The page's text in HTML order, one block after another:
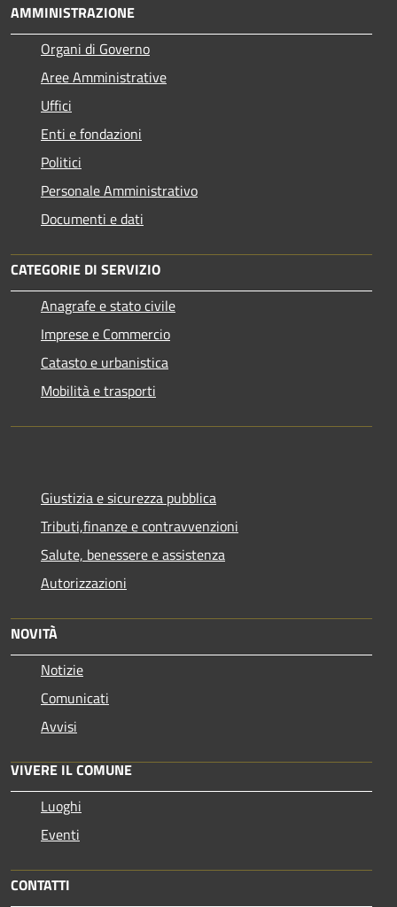
AMMINISTRAZIONE
Organi di Governo
Aree Amministrative
Uffici
Enti e fondazioni
Politici
Personale Amministrativo
Documenti e dati
CATEGORIE DI SERVIZIO
Anagrafe e stato civile
Imprese e Commercio
Catasto e urbanistica
Mobilità e trasporti
Giustizia e sicurezza pubblica
Tributi,finanze e contravvenzioni
Salute, benessere e assistenza
Autorizzazioni
NOVITÀ
Notizie
Comunicati
Avvisi
VIVERE IL COMUNE
Luoghi
Eventi
CONTATTI